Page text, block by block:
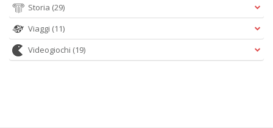
Storia (29)
Viaggi (11)
Videogiochi (19)